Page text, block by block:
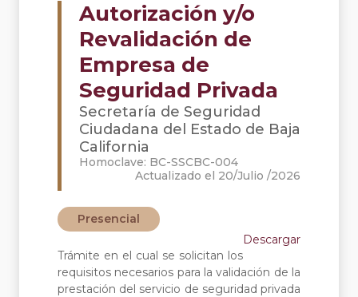
Autorización y/o
Revalidación de
Empresa de
Seguridad Privada
Secretaría de Seguridad
Ciudadana del Estado de Baja
California
Homoclave: BC-SSCBC-004
Actualizado el 20/Julio /2026
Presencial
Descargar
Trámite en el cual se solicitan los
requisitos necesarios para la validación de la
prestación del servicio de seguridad privada